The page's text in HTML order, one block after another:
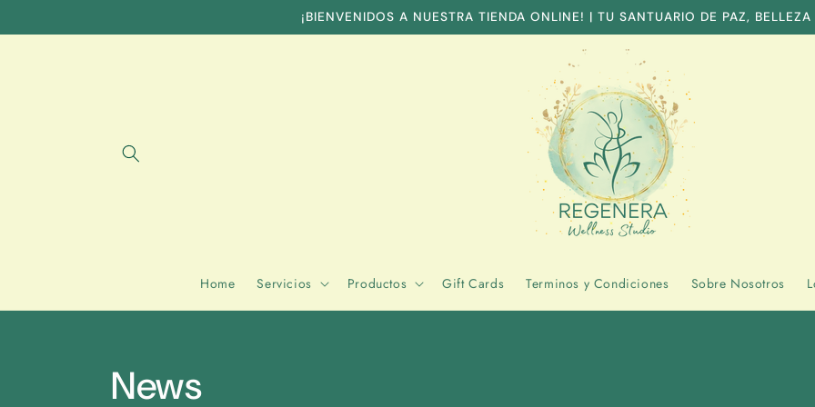
¡BIENVENIDOS A NUESTRA TIENDA ONLINE! | TU SANTUARIO DE PAZ, BELLEZA
Home Servicios Productos Gift Cards Terminos y Condiciones Sobre Nosotros
News